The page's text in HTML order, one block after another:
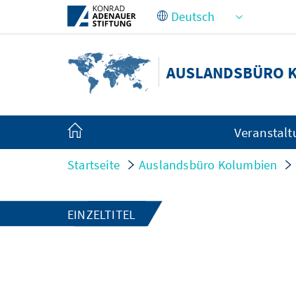
Zum Hauptinhalt springen
AUSLANDSBÜRO
Startseite Auslandsbüro Kolumbien
EINZELTITEL